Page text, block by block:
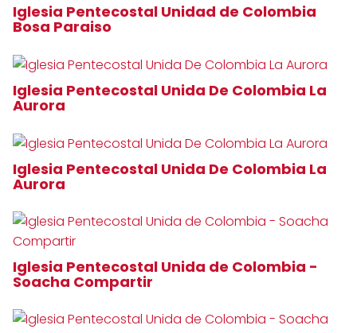
Iglesia Pentecostal Unidad de Colombia
Bosa Paraiso
Iglesia Pentecostal Unida De Colombia La
Aurora
Iglesia Pentecostal Unida De Colombia La
Aurora
Iglesia Pentecostal Unida de Colombia -
Soacha Compartir